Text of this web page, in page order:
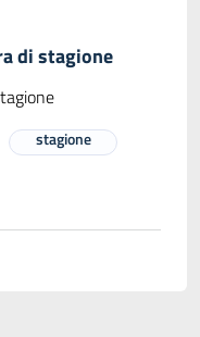
di stagione
stagione